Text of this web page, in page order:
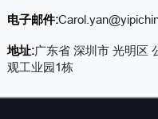
电子邮件:
地址:广东省 深圳市 光明区
观工业园1栋